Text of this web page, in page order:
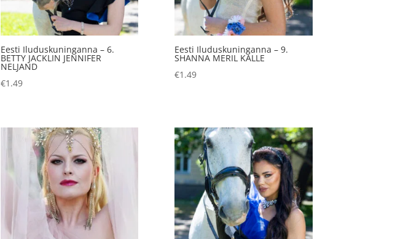
Eesti Iluduskuninganna – 6.
BETTY JACKLIN JENNIFER
NELJAND
€1.49
Eesti Iluduskuninganna – 9.
SHANNA MERIL KALLE
€1.49